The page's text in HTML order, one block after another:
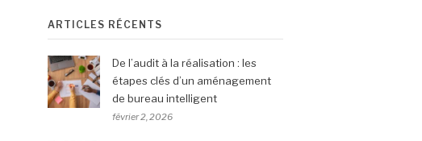
ARTICLES RÉCENTS
De l’audit à la réalisation : les
étapes clés d’un aménagement
de bureau intelligent
février 2, 2026